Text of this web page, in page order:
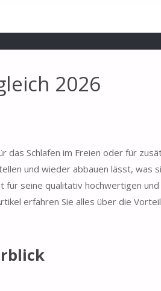
2026
Schlafen im Freien oder für
und wieder abbauen lässt, was
seine qualitativ hochwertigen
erfahren Sie alles über die